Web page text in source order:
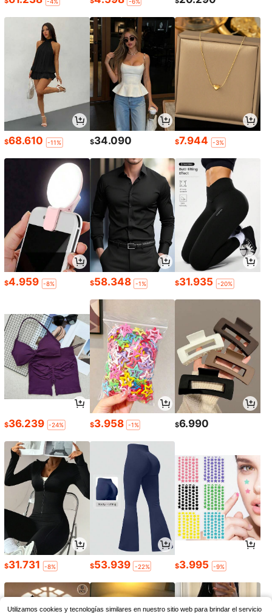
$68.610 -11% $34.090 $7.944 -3%
$4.959 -8% $58.348 -1% $31.935 -20%
$36.239 -24% $3.958 -1% $6.990
$31.731 -8% $53.939 -22% $3.995 -9%
Utilizamos cookies y tecnologías similares en nuestro sitio web para brindar el servicio